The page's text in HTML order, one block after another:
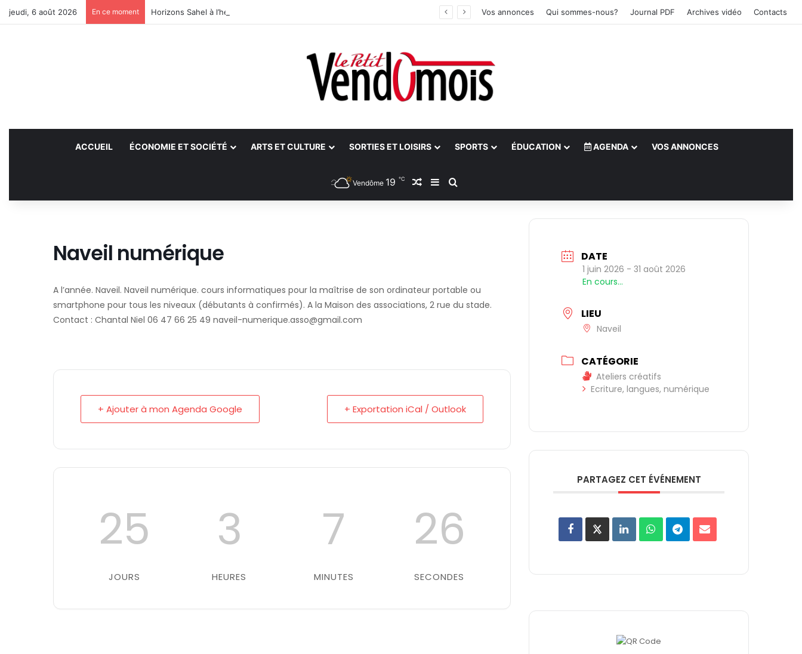
jeudi, 6 août 2026 En ce moment Horizons Sahel à l’heure du bilan Vos annonces Qui sommes-nous? Journal PDF Archives vidéo Contacts
ACCUEIL ÉCONOMIE ET SOCIÉTÉ ARTS ET CULTURE SORTIES ET LOISIRS SPORTS ÉDUCATION AGENDA VOS ANNONCES
Vendôme 19 ℃ Article Aléatoire
Sidebar (barre latérale)
Rechercher
Naveil numérique
A l’année. Naveil. Naveil numérique. cours informatiques pour la maîtrise de son ordinateur portable ou
smartphone pour tous les niveaux (débutants à confirmés). A la Maison des associations, 2 rue du stade.
Contact : Chantal Niel 06 47 66 25 49 naveil-numerique.asso@gmail.com
+ Ajouter à mon Agenda Google + Exportation iCal / Outlook
25
JOURS
3
HEURES
7
MINUTES
24
SECONDES
DATE
1 juin 2026 - 31 août 2026
En cours…
LIEU
Naveil
CATÉGORIE
Ateliers créatifs
Ecriture, langues, numérique
PARTAGEZ CET ÉVÉNEMENT